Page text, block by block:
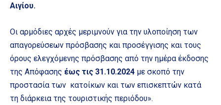
Αιγίου.
Οι αρμόδιες αρχές μεριμνούν για την υλοποίηση των
απαγορεύσεων πρόσβασης και προσέγγισης και τους
όρους ελεγχόμενης πρόσβασης από την ημέρα έκδοσης
της Απόφασης έως τις 31.10.2024 με σκοπό την
προστασία των κατοίκων και των επισκεπτών κατά
τη διάρκεια της τουριστικής περιόδου».